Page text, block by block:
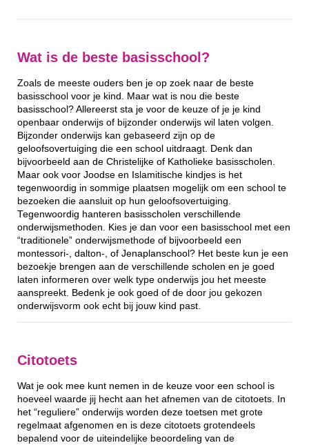
Wat is de beste basisschool?
Zoals de meeste ouders ben je op zoek naar de beste
basisschool voor je kind. Maar wat is nou die beste
basisschool? Allereerst sta je voor de keuze of je je kind
openbaar onderwijs of bijzonder onderwijs wil laten volgen.
Bijzonder onderwijs kan gebaseerd zijn op de
geloofsovertuiging die een school uitdraagt. Denk dan
bijvoorbeeld aan de Christelijke of Katholieke basisscholen.
Maar ook voor Joodse en Islamitische kindjes is het
tegenwoordig in sommige plaatsen mogelijk om een school te
bezoeken die aansluit op hun geloofsovertuiging.
Tegenwoordig hanteren basisscholen verschillende
onderwijsmethoden. Kies je dan voor een basisschool met een
“traditionele” onderwijsmethode of bijvoorbeeld een
montessori-, dalton-, of Jenaplanschool? Het beste kun je een
bezoekje brengen aan de verschillende scholen en je goed
laten informeren over welk type onderwijs jou het meeste
aanspreekt. Bedenk je ook goed of de door jou gekozen
onderwijsvorm ook echt bij jouw kind past.
Citotoets
Wat je ook mee kunt nemen in de keuze voor een school is
hoeveel waarde jij hecht aan het afnemen van de citotoets. In
het “reguliere” onderwijs worden deze toetsen met grote
regelmaat afgenomen en is deze citotoets grotendeels
bepalend voor de uiteindelijke beoordeling van de